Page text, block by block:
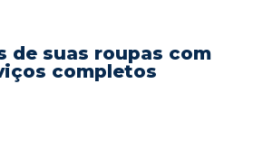
de suas roupas com
completos